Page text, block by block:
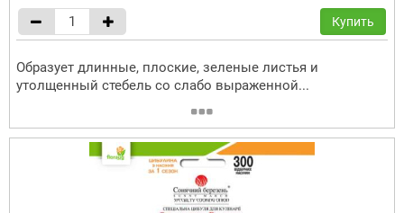
Купить
Образует длинные, плоские, зеленые листья и
утолщенный стебель со слабо выраженной...